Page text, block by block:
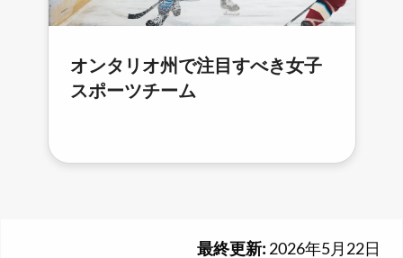
オンタリオ州で注目すべき女子
スポーツチーム
最終更新: 2026年5月22日